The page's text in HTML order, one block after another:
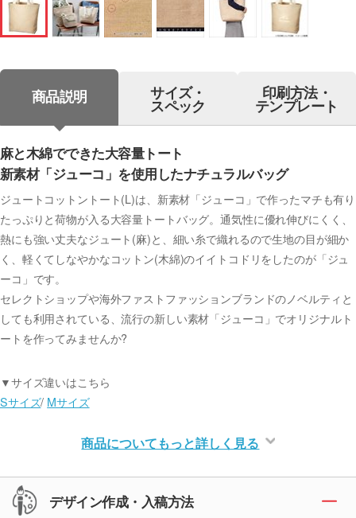
商品説明 サイズ・
スペック
印刷方法・
テンプレート
麻と木綿でできた大容量トート
新素材「ジューコ」を使用したナチュラルバッグ
ジュートコットントート(L)は、新素材「ジューコ」で作ったマチも有り
たっぷりと荷物が入る大容量トートバッグ。通気性に優れ伸びにくく、
熱にも強い丈夫なジュート(麻)と、細い糸で織れるので生地の目が細か
く、軽くてしなやかなコットン(木綿)のイイトコドリをしたのが「ジュ
ーコ」です。
セレクトショップや海外ファストファッションブランドのノベルティと
しても利用されている、流行の新しい素材「ジューコ」でオリジナルト
ートを作ってみませんか?
▼サイズ違いはこちら
Sサイズ/ Mサイズ
商品についてもっと詳しく見る
デザイン作成・入稿方法